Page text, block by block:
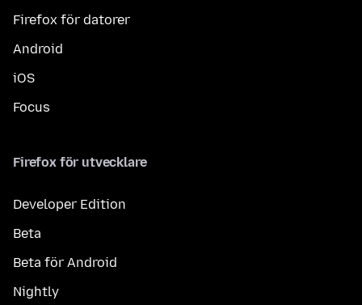
Firefox för datorer
Android
iOS
Focus
Firefox för utvecklare
Developer Edition
Beta
Beta för Android
Nightly